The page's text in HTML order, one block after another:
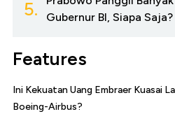
5.
Gubernur BI, Siapa Saja?
Features
Ini Kekuatan Uang Embraer Kuasai
Boeing-Airbus?